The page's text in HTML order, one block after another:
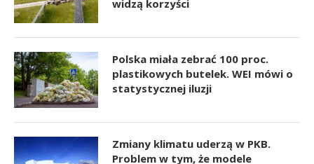
widzą korzyści
Polska miała zebrać 100 proc.
plastikowych butelek. WEI mówi o
statystycznej iluzji
Zmiany klimatu uderzą w PKB.
Problem w tym, że modele